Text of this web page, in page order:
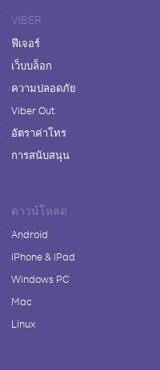
VIBER
ฟีเจอร์
เว็บบล็อก
ความปลอดภัย
Viber Out
อัตราค่าโทร
การสนับสนุน
ดาวน์โหลด
Android
iPhone & iPad
Windows PC
Mac
Linux